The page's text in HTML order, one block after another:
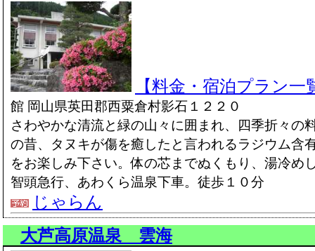
【料金・宿泊プラン一
館 岡山県英田郡西粟倉村影石１２２０
さわやかな清流と緑の山々に囲まれ、四季折々の
の昔、タヌキが傷を癒したと言われるラジウム含
をお楽しみ下さい。体の芯までぬくもり、湯冷め
智頭急行、あわくら温泉下車。徒歩１０分
じゃらん
大芦高原温泉 雲海